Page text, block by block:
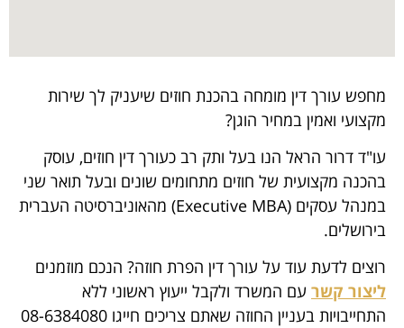
מחפש עורך דין מומחה בהכנת חוזים שיעניק לך שירות
מקצועי ואמין במחיר הוגן?
עו"ד דרור הראל הנו בעל ותק רב כעורך דין חוזים, עוסק
בהכנה מקצועית של חוזים מתחומים שונים ובעל תואר שני
במנהל עסקים (Executive MBA) מהאוניברסיטה העברית
בירושלים.
רוצים לדעת עוד על עורך דין הפרת חוזה? הנכם מוזמנים
ליצור קשר עם המשרד ולקבל ייעוץ ראשוני ללא
התחייבויות בעניין החוזה שאתם צריכים חייגו 08-6384080